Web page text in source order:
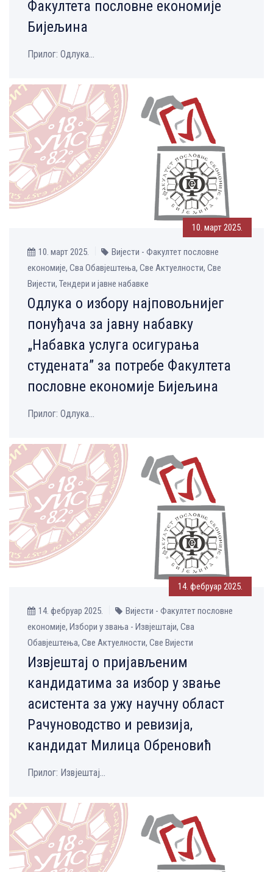
Факултета пословне економије
Бијељина
Прилог: Одлука...
10. март 2025.
10. март 2025.
Вијести - Факултет пословне
економије, Сва Обавјештења, Све Aктуелности, Све
Вијести, Тендери и јавне набавке
Одлука о избору најповољнијег
понуђача за јавну набавку
„Набавка услуга осигурања
студената” за потребе Факултета
пословне економије Бијељина
Прилог: Одлука...
14. фебруар 2025.
14. фебруар 2025.
Вијести - Факултет пословне
економије, Избори у звања - Извјештаји, Сва
Обавјештења, Све Aктуелности, Све Вијести
Извјештај о пријављеним
кандидатима за избор у звање
асистента за ужу научну област
Рачуноводство и ревизија,
кандидат Милица Обреновић
Прилог: Извјештај...